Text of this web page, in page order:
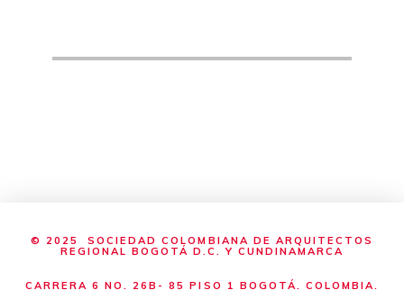
© 2025 SOCIEDAD COLOMBIANA DE ARQUITECTOS
REGIONAL BOGOTÁ D.C. Y CUNDINAMARCA
CARRERA 6 NO. 26B- 85 PISO 1 BOGOTÁ. COLOMBIA.